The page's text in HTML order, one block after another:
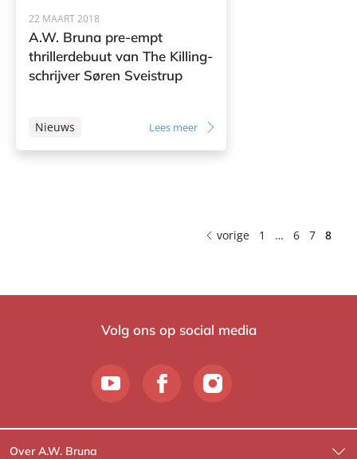
22 MAART 2018
A.W. Bruna pre-empt
thrillerdebuut van The Killing-
schrijver Søren Sveistrup
Nieuws Lees meer
vorige 1 … 6 7 8
Volg ons op social media
Over A.W. Bruna